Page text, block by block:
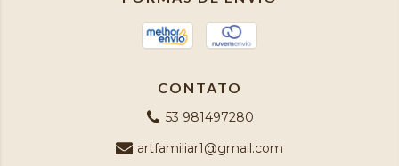
CONTATO
53 981497280
artfamiliar1@gmail.com